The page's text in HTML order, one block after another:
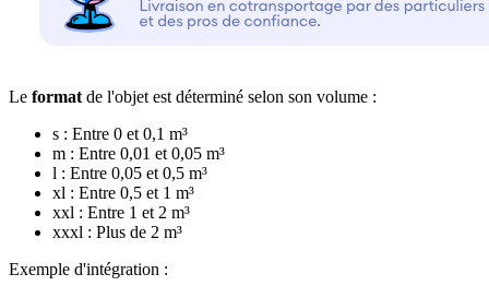
Le format de l'objet est déterminé selon son volume :
s : Entre 0 et 0,1 m³
m : Entre 0,01 et 0,05 m³
l : Entre 0,05 et 0,5 m³
xl : Entre 0,5 et 1 m³
xxl : Entre 1 et 2 m³
xxxl : Plus de 2 m³
Exemple d'intégration :